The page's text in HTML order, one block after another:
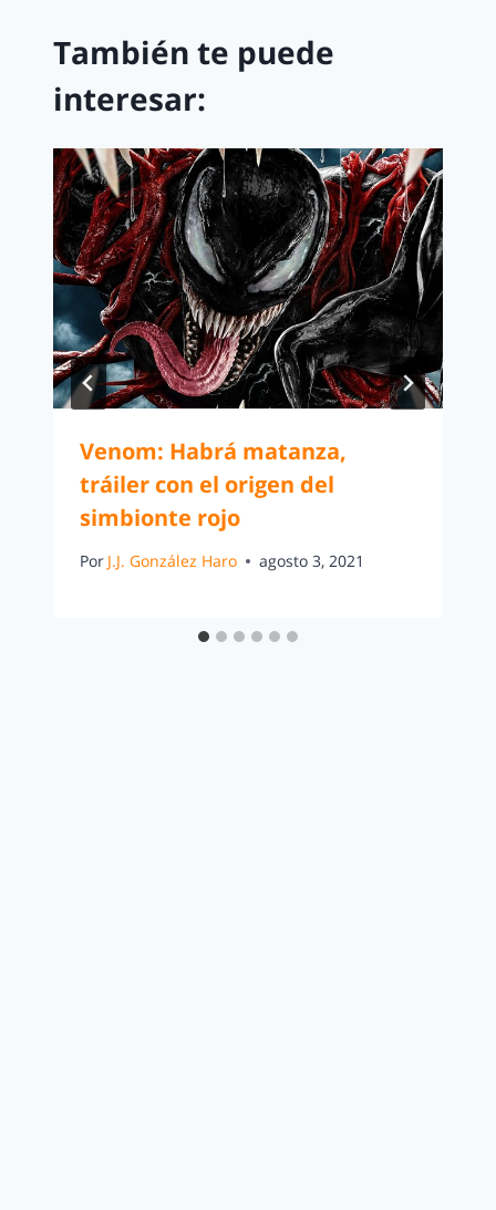
También te puede
interesar:
Venom: Habrá matanza,
tráiler con el origen del
simbionte rojo
Por J.J. González Haro agosto 3, 2021